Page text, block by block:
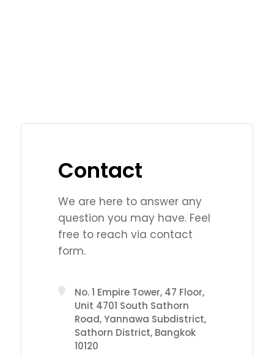
Contact
We are here to answer any
question you may have. Feel
free to reach via contact
form.
No. 1 Empire Tower, 47 Floor,
Unit 4701 South Sathorn
Road, Yannawa Subdistrict,
Sathorn District, Bangkok
10120